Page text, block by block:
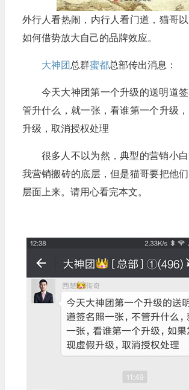
外行人看热闹，内行人看门道，猫哥
如何借势放大自己的品牌效应。
大神团 总群蜜都总部传出消息：
今天大神团第一个升级的送明道
管升什么，就一张，看谁第一个升级
升级，取消授权处理
很多人不以为然，典型的营销小
我营销搬砖的底层，但是猫哥要把他
层面上来。请用心看完本文。